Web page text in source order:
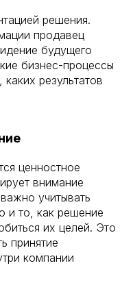
решения.
продавец
будущего
бизнес-процессы
результатов
ценностное
внимание
учитывать
и то, как решение
их целей. Это
принятие
компании